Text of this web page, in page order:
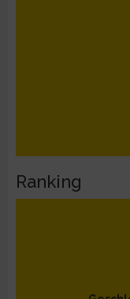
Ranking